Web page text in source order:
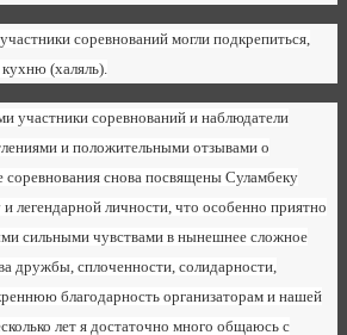
соревнований могли подкрепиться,
(халяль).
участники соревнований и наблюдатели
и положительными отзывами о
снова посвящены Суламбеку
легендарной личности, что особенно приятно
сильными чувствами в нынешнее сложное
дружбы, сплоченности, солидарности,
благодарность организаторам и нашей
лет я достаточно много общаюсь с